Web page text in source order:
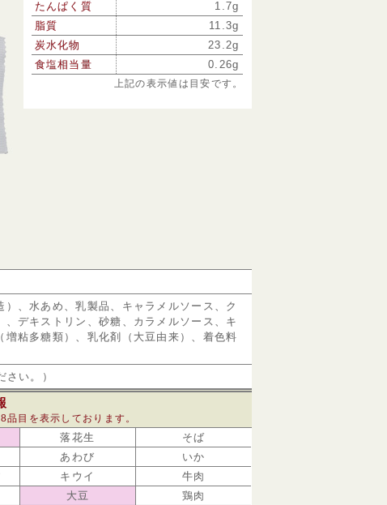
たんぱく質
1.7g
脂質
11.3g
炭水化物
23.2g
食塩相当量
0.26g
上記の表示値は目安です。
、水あめ、乳製品、キャラメルソース、ク
、デキストリン、砂糖、カラメルソース、キ
増粘多糖類）、乳化剤（大豆由来）、着色料
い。）
目を表示しております。
落花生
そば
あわび
いか
キウイ
牛肉
大豆
鶏肉